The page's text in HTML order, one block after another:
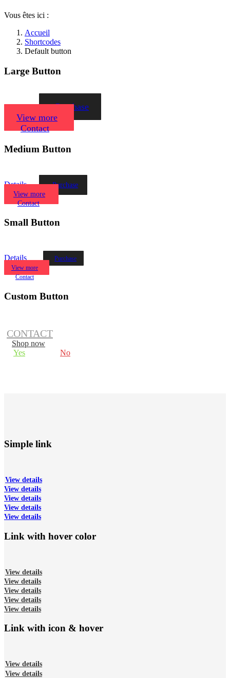
Vous êtes ici :
Accueil
Shortcodes
Default button
Large Button
Details
Purchase
View more
Contact
Medium Button
Details
Purchase
View more
Contact
Small Button
Details
Purchase
View more
Contact
Custom Button
CONTACT
Shop now
Yes
No
Simple link
View details
View details
View details
View details
View details
Link with hover color
View details
View details
View details
View details
View details
Link with icon & hover
View details
View details